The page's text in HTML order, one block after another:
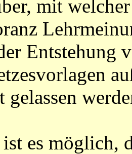
mit welcher
Entstehung
gelassen
es möglich,